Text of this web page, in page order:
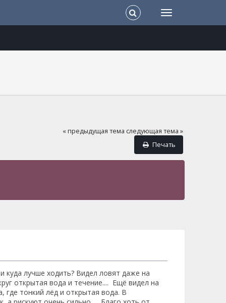
« предыдущая тема следующая тема »
Печать
куда лучше ходить? Видел ловят даже на
открытая вода и течение.... Ещё видел на
где тонкий лёд и открытая вода. В